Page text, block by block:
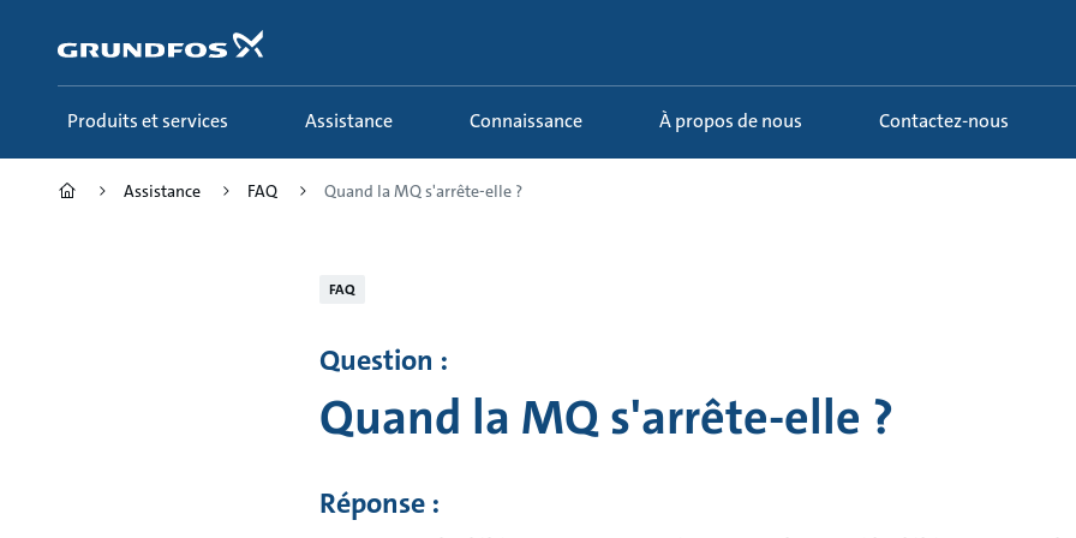
principal
Produits et services Assistance Connaissance À propos de nous Contactez-nous
Assistance FAQ Quand la MQ s'arrête-elle ?
FAQ
Question :
Quand la MQ s'arrête-elle ?
Réponse :